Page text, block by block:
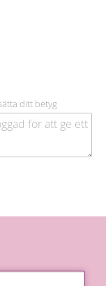
ditt betyg